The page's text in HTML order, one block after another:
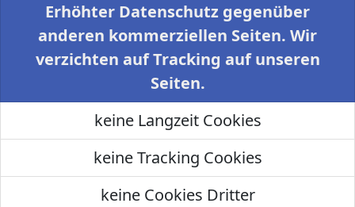
Erhöhter Datenschutz gegenüber
anderen kommerziellen Seiten. Wir
verzichten auf Tracking auf unseren
Seiten.
keine Langzeit Cookies
keine Tracking Cookies
keine Cookies Dritter